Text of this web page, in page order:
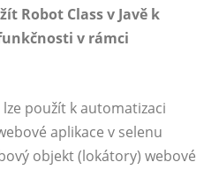
Robot Class v Javě k
v rámci
lze použít k automatizaci
aplikace v selenu
objekt (lokátory) webové